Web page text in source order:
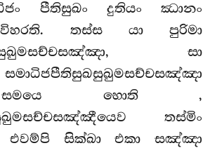
පීතිසුඛං දුතියං ඣානං
තස්ස යා පුරිමා
සා
සමයෙ හොති ,
තස්මිං
සික්ඛා එකා සඤ්ඤා